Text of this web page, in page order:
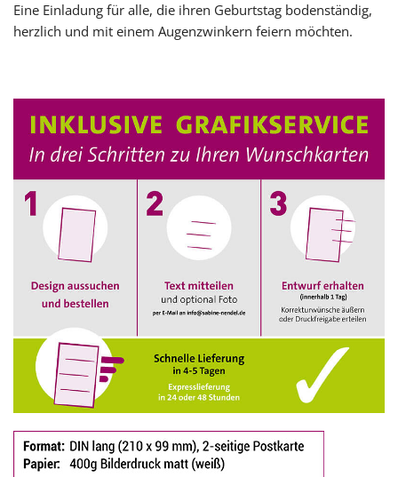
Eine Einladung für alle, die ihren Geburtstag bodenständig,
herzlich und mit einem Augenzwinkern feiern möchten.